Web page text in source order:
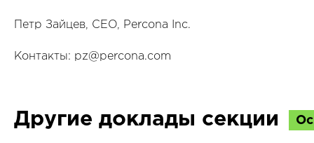
Петр Зайцев, CEO, Percona Inc.
Контакты: pz@percona.com
Другие доклады секции